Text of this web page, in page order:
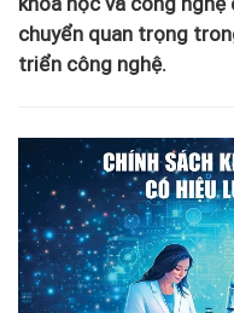
chuyển quan trọng
triển công nghệ.